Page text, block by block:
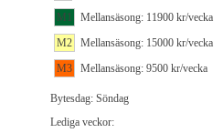
M1
Mellansäsong: 11900 kr/vecka
M2
Mellansäsong: 15000 kr/vecka
M3
Mellansäsong: 9500 kr/vecka
Bytesdag: Söndag
Lediga veckor: